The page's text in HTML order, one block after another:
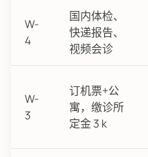
W-
4
国内体检、
快递报告、
视频会诊
W-
3
订机票+公
寓，缴诊所
定金 3 k